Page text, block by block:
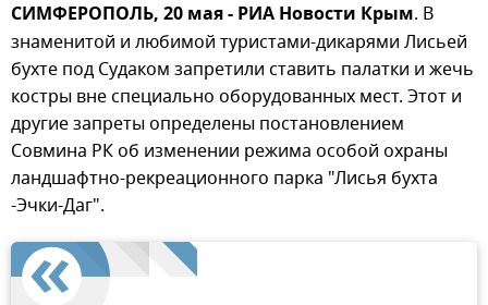
СИМФЕРОПОЛЬ, 20 мая - РИА Новости Крым. В
знаменитой и любимой туристами-дикарями Лисьей
бухте под Судаком запретили ставить палатки и жечь
костры вне специально оборудованных мест. Этот и
другие запреты определены постановлением
Совмина РК об изменении режима особой охраны
ландшафтно-рекреационного парка "Лисья бухта
-Эчки-Даг".